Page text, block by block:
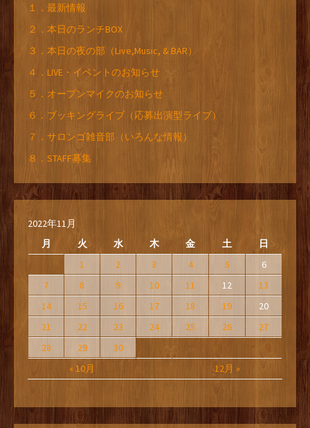
１．最新情報
２．本日のランチBOX
３．本日の夜の部（Live,Music, & BAR）
４．LIVE・イベントのお知らせ
５．オープンマイクのお知らせ
６．ブッキングライブ（応募出演型ライブ）
７．サロンゴ雑音部（いろんな情報）
８．STAFF募集
2022年11月
月
火 水 木 金 土 日
« 10月 12月 »
1 2 3 4 5
6
7
8 9 10 11 12
13
14
15 16 17 18 19
20
21
22 23 24 25 26
27
28
29 30